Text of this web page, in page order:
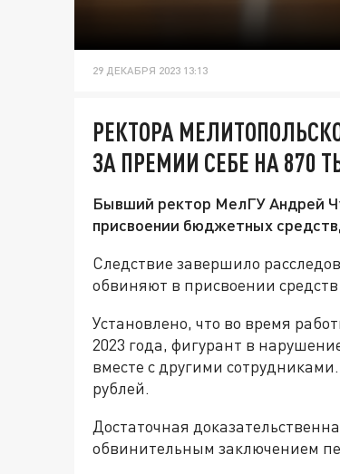
29 ДЕКАБРЯ 2023 13:13
РЕКТОРА
ЗА ПРЕМИИ СЕБЕ НА 870
Бывший ректор МелГУ Андрей
присвоении бюджетных
Следствие завершило
обвиняют в присвоении
Установлено, что во время
2023 года, фигурант в
вместе с другими
рублей.
Достаточная
обвинительным заключением